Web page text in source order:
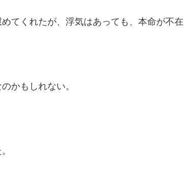
てくれたが、浮気はあっても、本命が不
かもしれない。